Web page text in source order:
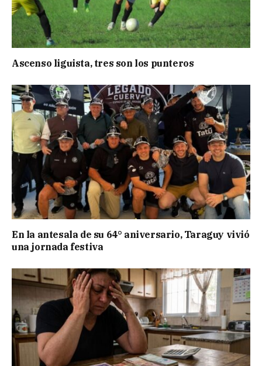
Ascenso liguista, tres son los punteros
En la antesala de su 64° aniversario, Taraguy vivió
una jornada festiva